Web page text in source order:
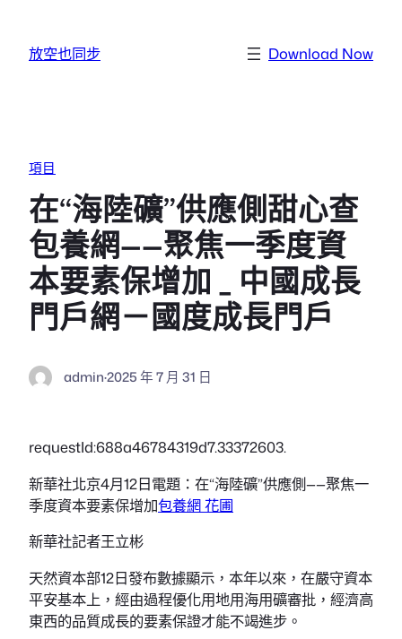
放空也同步 Download Now
項目
在“海陸礦”供應側甜心查
包養網——聚焦一季度資
本要素保增加 _ 中國成長
門戶網－國度成長門戶
admin·2025 年 7 月 31 日
requestId:688a46784319d7.33372603.
新華社北京4月12日電題：在“海陸礦”供應側——聚焦一
季度資本要素保增加包養網 花圃
新華社記者王立彬
天然資本部12日發布數據顯示，本年以來，在嚴守資本
平安基本上，經由過程優化用地用海用礦審批，經濟高
東西的品質成長的要素保證才能不竭進步。